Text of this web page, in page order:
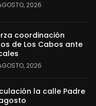
2026
coordinación
de Los Cabos ante
2026
la calle Padre